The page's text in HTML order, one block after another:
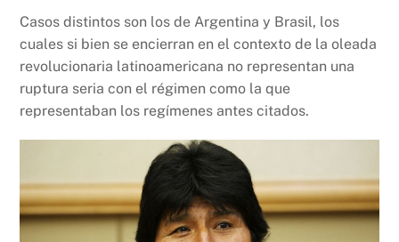
Casos distintos son los de Argentina y Brasil, los
cuales si bien se encierran en el contexto de la oleada
revolucionaria latinoamericana no representan una
ruptura seria con el régimen como la que
representaban los regímenes antes citados.